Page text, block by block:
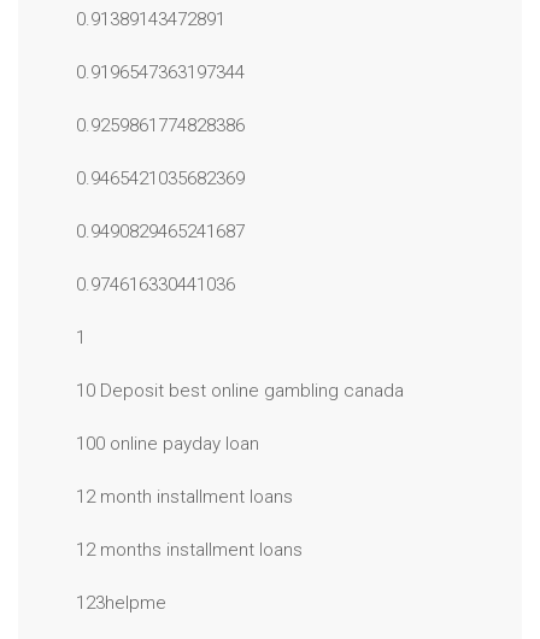
0.91389143472891
0.9196547363197344
0.9259861774828386
0.9465421035682369
0.9490829465241687
0.974616330441036
1
10 Deposit best online gambling canada
100 online payday loan
12 month installment loans
12 months installment loans
123helpme